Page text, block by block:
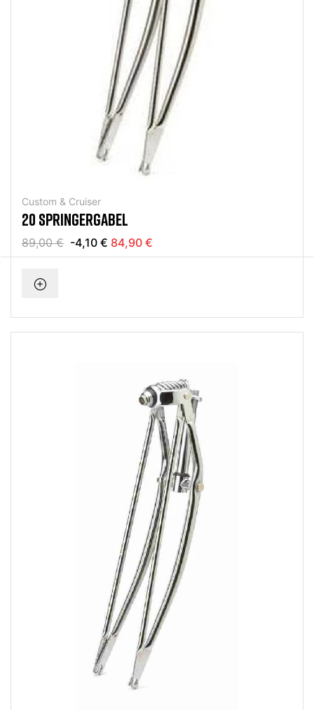
Custom & Cruiser
20 SPRINGERGABEL
89,00 € -4,10 € 84,90 €